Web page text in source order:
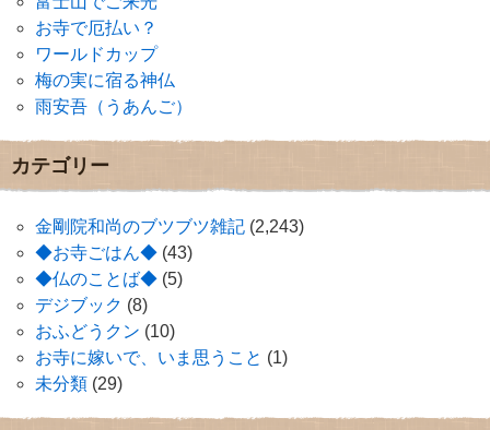
お寺で厄払い？
ワールドカップ
梅の実に宿る神仏
雨安吾（うあんご）
カテゴリー
金剛院和尚のブツブツ雑記 (2,243)
◆お寺ごはん◆ (43)
◆仏のことば◆ (5)
デジブック (8)
おふどうクン (10)
お寺に嫁いで、いま思うこと (1)
未分類 (29)